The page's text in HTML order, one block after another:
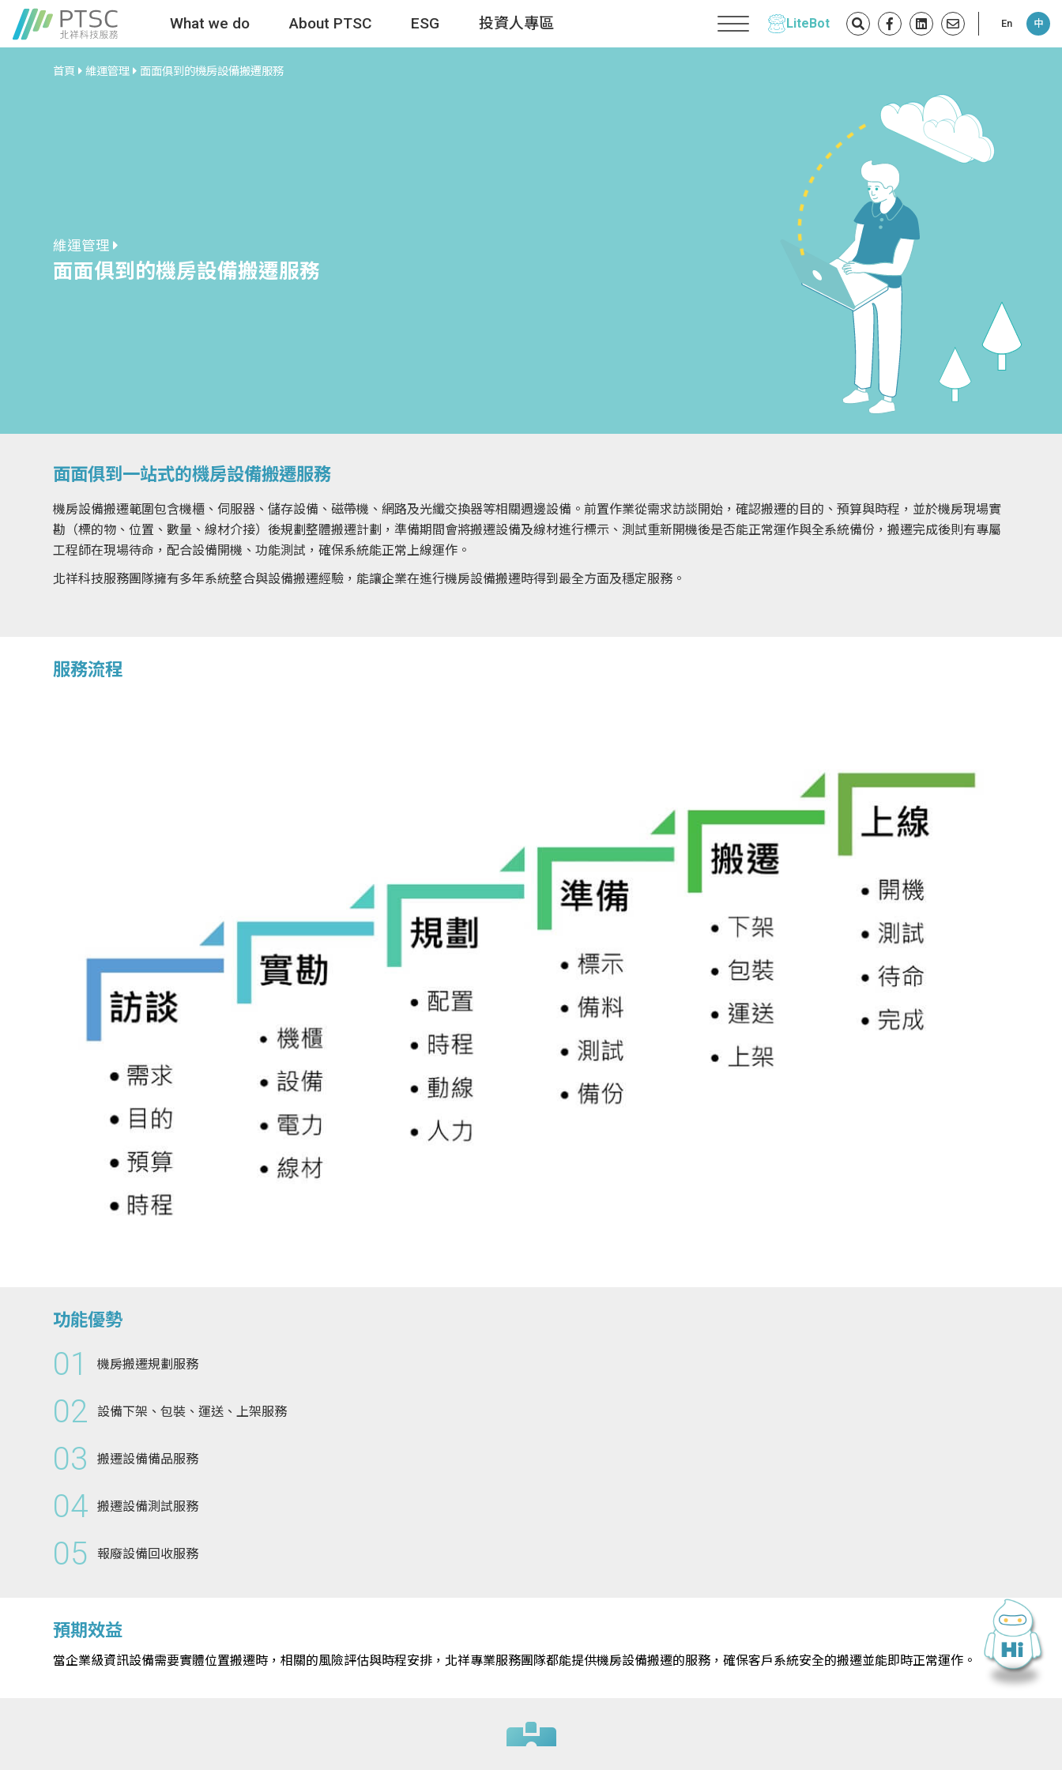
What we do About PTSC ESG 投資人專區 LiteBot En 中
首頁 維運管理 面面俱到的機房設備搬遷服務
維運管理
面面俱到的機房設備搬遷服務
面面俱到一站式的機房設備搬遷服務
機房設備搬遷範圍包含機櫃、伺服器、儲存設備、磁帶機、網路及光纖交換器等相關週邊設備。前置作業從需求訪談開始，確認搬遷的目的、預算與時程，並於機房現場實
勘（標的物、位置、數量、線材介接）後規劃整體搬遷計劃，準備期間會將搬遷設備及線材進行標示、測試重新開機後是否能正常運作與全系統備份，搬遷完成後則有專屬
工程師在現場待命，配合設備開機、功能測試，確保系統能正常上線運作。
北祥科技服務團隊擁有多年系統整合與設備搬遷經驗，能讓企業在進行機房設備搬遷時得到最全方面及穩定服務。
服務流程
功能優勢
01 機房搬遷規劃服務
02 設備下架、包裝、運送、上架服務
03 搬遷設備備品服務
04 搬遷設備測試服務
05 報廢設備回收服務
預期效益
當企業級資訊設備需要實體位置搬遷時，相關的風險評估與時程安排，北祥專業服務團隊都能提供機房設備搬遷的服務，確保客戶系統安全的搬遷並能即時正常運作。